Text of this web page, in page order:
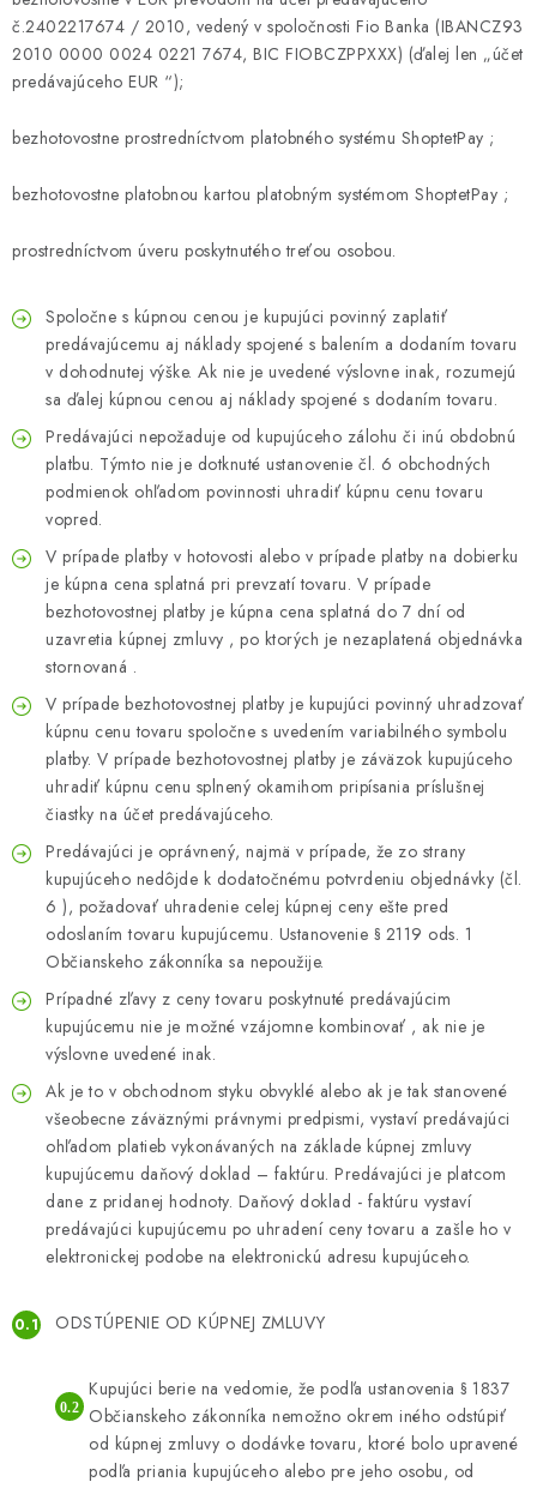
č.2402217674 / 2010, vedený v spoločnosti Fio Banka (IBANCZ93
2010 0000 0024 0221 7674, BIC FIOBCZPPXXX) (ďalej len „účet
predávajúceho EUR “);
bezhotovostne prostredníctvom platobného systému ShoptetPay ;
bezhotovostne platobnou kartou platobným systémom ShoptetPay ;
prostredníctvom úveru poskytnutého treťou osobou.
Spoločne s kúpnou cenou je kupujúci povinný zaplatiť
predávajúcemu aj náklady spojené s balením a dodaním tovaru
v dohodnutej výške. Ak nie je uvedené výslovne inak, rozumejú
sa ďalej kúpnou cenou aj náklady spojené s dodaním tovaru.
Predávajúci nepožaduje od kupujúceho zálohu či inú obdobnú
platbu. Týmto nie je dotknuté ustanovenie čl. 6 obchodných
podmienok ohľadom povinnosti uhradiť kúpnu cenu tovaru
vopred.
V prípade platby v hotovosti alebo v prípade platby na dobierku
je kúpna cena splatná pri prevzatí tovaru. V prípade
bezhotovostnej platby je kúpna cena splatná do 7 dní od
uzavretia kúpnej zmluvy , po ktorých je nezaplatená objednávka
stornovaná .
V prípade bezhotovostnej platby je kupujúci povinný uhradzovať
kúpnu cenu tovaru spoločne s uvedením variabilného symbolu
platby. V prípade bezhotovostnej platby je záväzok kupujúceho
uhradiť kúpnu cenu splnený okamihom pripísania príslušnej
čiastky na účet predávajúceho.
Predávajúci je oprávnený, najmä v prípade, že zo strany
kupujúceho nedôjde k dodatočnému potvrdeniu objednávky (čl.
6 ), požadovať uhradenie celej kúpnej ceny ešte pred
odoslaním tovaru kupujúcemu. Ustanovenie § 2119 ods. 1
Občianskeho zákonníka sa nepoužije.
Prípadné zľavy z ceny tovaru poskytnuté predávajúcim
kupujúcemu nie je možné vzájomne kombinovať , ak nie je
výslovne uvedené inak.
Ak je to v obchodnom styku obvyklé alebo ak je tak stanovené
všeobecne záväznými právnymi predpismi, vystaví predávajúci
ohľadom platieb vykonávaných na základe kúpnej zmluvy
kupujúcemu daňový doklad – faktúru. Predávajúci je platcom
dane z pridanej hodnoty. Daňový doklad - faktúru vystaví
predávajúci kupujúcemu po uhradení ceny tovaru a zašle ho v
elektronickej podobe na elektronickú adresu kupujúceho.
ODSTÚPENIE OD KÚPNEJ ZMLUVY
Kupujúci berie na vedomie, že podľa ustanovenia § 1837
Občianskeho zákonníka nemožno okrem iného odstúpiť
od kúpnej zmluvy o dodávke tovaru, ktoré bolo upravené
podľa priania kupujúceho alebo pre jeho osobu, od